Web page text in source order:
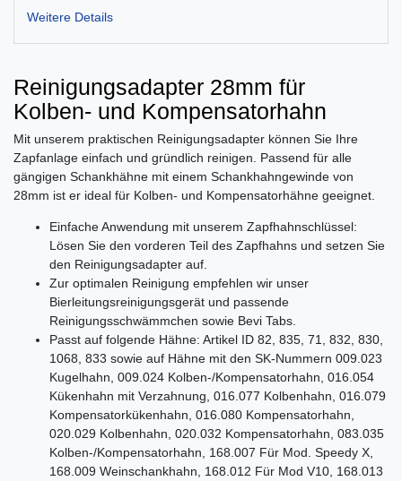
Weitere Details
Reinigungsadapter 28mm für
Kolben- und Kompensatorhahn
Mit unserem praktischen Reinigungsadapter können Sie Ihre
Zapfanlage einfach und gründlich reinigen. Passend für alle
gängigen Schankhähne mit einem Schankhahngewinde von
28mm ist er ideal für Kolben- und Kompensatorhähne geeignet.
Einfache Anwendung mit unserem Zapfhahnschlüssel:
Lösen Sie den vorderen Teil des Zapfhahns und setzen Sie
den Reinigungsadapter auf.
Zur optimalen Reinigung empfehlen wir unser
Bierleitungsreinigungsgerät und passende
Reinigungsschwämmchen sowie Bevi Tabs.
Passt auf folgende Hähne: Artikel ID 82, 835, 71, 832, 830,
1068, 833 sowie auf Hähne mit den SK-Nummern 009.023
Kugelhahn, 009.024 Kolben-/Kompensatorhahn, 016.054
Kükenhahn mit Verzahnung, 016.077 Kolbenhahn, 016.079
Kompensatorkükenhahn, 016.080 Kompensatorhahn,
020.029 Kolbenhahn, 020.032 Kompensatorhahn, 083.035
Kolben-/Kompensatorhahn, 168.007 Für Mod. Speedy X,
168.009 Weinschankhahn, 168.012 Für Mod V10, 168.013